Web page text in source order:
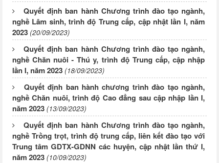
Quyết định ban hành Chương trình đào tạo ngành,
nghề Lâm sinh, trình độ Trung cấp, cập nhật lần I, năm
2023 (20/09/2023)
Quyết định ban hành Chương trình đào tạo ngành,
nghề Chăn nuôi - Thú y, trình độ Trung cấp, cập nhập
lần I, năm 2023 (18/09/2023)
Quyết định ban hành chương trình đào tạo ngành,
nghề Chăn nuôi, trình độ Cao đẳng sau cập nhập lần I,
năm 2023 (13/09/2023)
Quyết định ban hành Chương trình đào tạo ngành,
nghề Trồng trọt, trình độ trung cấp, liên kết đào tạo với
Trung tâm GDTX-GDNN các huyện, cập nhật lần thứ I,
năm 2023 (10/09/2023)